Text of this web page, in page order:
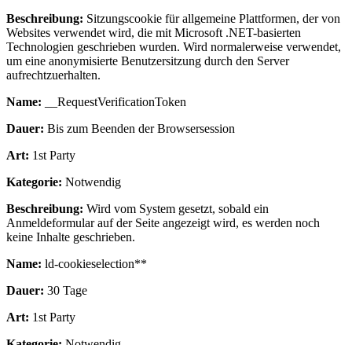
Beschreibung: Sitzungscookie für allgemeine Plattformen, der von
Websites verwendet wird, die mit Microsoft .NET-basierten
Technologien geschrieben wurden. Wird normalerweise verwendet,
um eine anonymisierte Benutzersitzung durch den Server
aufrechtzuerhalten.
Name: __RequestVerificationToken
Dauer: Bis zum Beenden der Browsersession
Art: 1st Party
Kategorie: Notwendig
Beschreibung: Wird vom System gesetzt, sobald ein
Anmeldeformular auf der Seite angezeigt wird, es werden noch
keine Inhalte geschrieben.
Name: ld-cookieselection**
Dauer: 30 Tage
Art: 1st Party